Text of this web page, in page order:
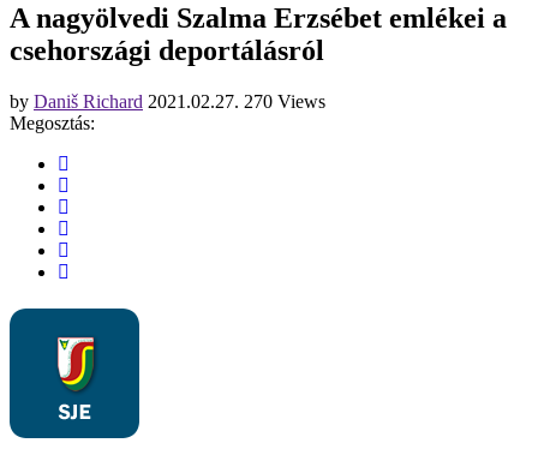
A nagyölvedi Szalma Erzsébet emlékei a
csehországi deportálásról
by Daniš Richard 2021.02.27. 270 Views
Megosztás: